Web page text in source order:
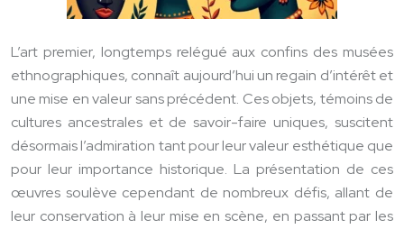
L’art premier, longtemps relégué aux confins des musées
ethnographiques, connaît aujourd’hui un regain d’intérêt et
une mise en valeur sans précédent. Ces objets, témoins de
cultures ancestrales et de savoir-faire uniques, suscitent
désormais l’admiration tant pour leur valeur esthétique que
pour leur importance historique. La présentation de ces
œuvres soulève cependant de nombreux défis, allant de
leur conservation à leur mise en scène, en passant par les